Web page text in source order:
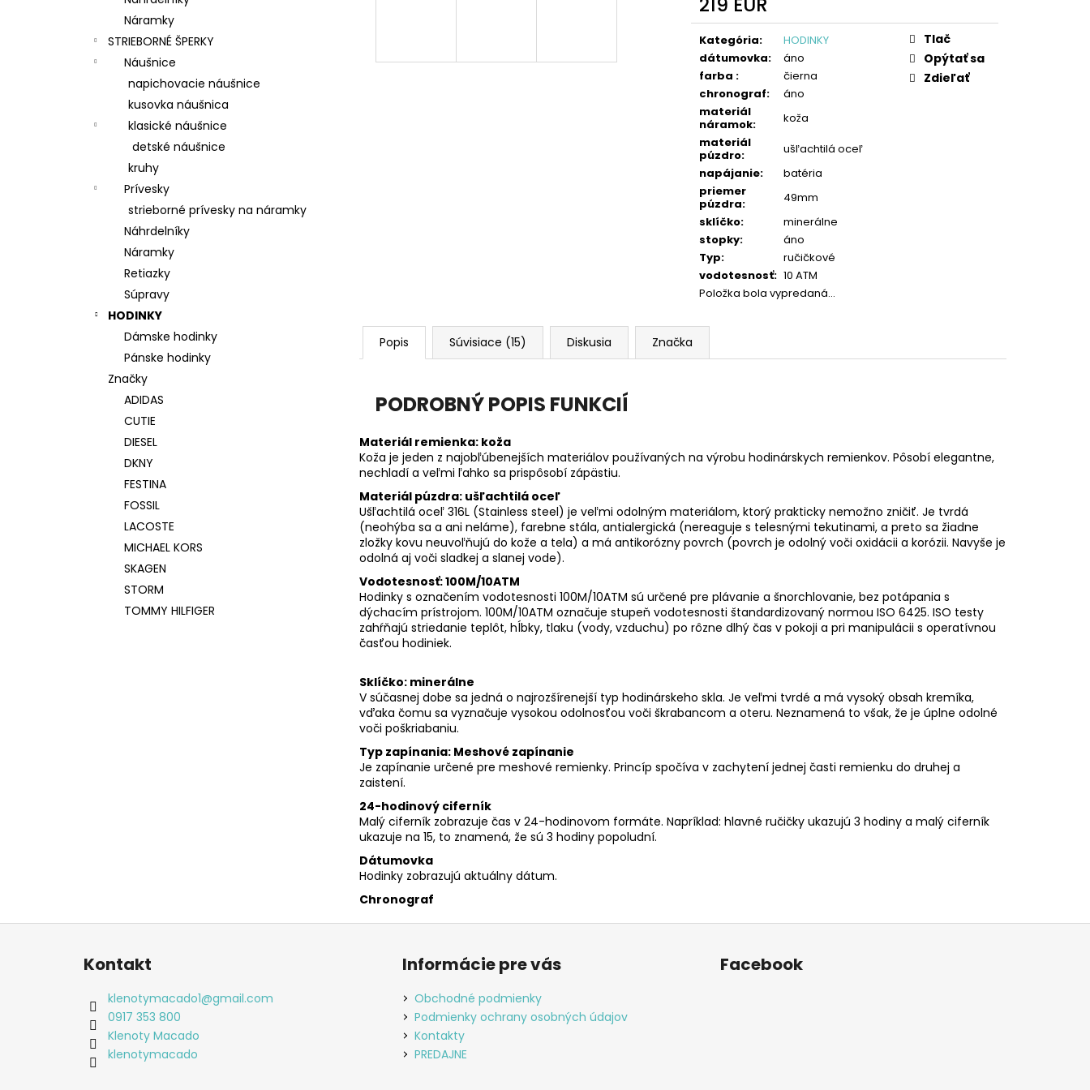
Náramky
STRIEBORNÉ ŠPERKY
Náušnice
napichovacie náušnice
kusovka náušnica
klasické náušnice
detské náušnice
kruhy
Prívesky
strieborné prívesky na náramky
Náhrdelníky
Náramky
Retiazky
Súpravy
HODINKY
Dámske hodinky
Pánske hodinky
Značky
ADIDAS
CUTIE
DIESEL
DKNY
FESTINA
FOSSIL
LACOSTE
MICHAEL KORS
SKAGEN
STORM
TOMMY HILFIGER
Jednotková
cena:
Kategória:
HODINKY
dátumovka:
áno
farba :
čierna
chronograf:
áno
materiál
náramok:
koža
materiál
púzdro:
ušľachtilá oceľ
napájanie:
batéria
priemer
púzdra:
49mm
sklíčko:
minerálne
stopky:
áno
Typ:
ručičkové
vodotesnosť: 10 ATM
Položka bola vypredaná…
Tlač
Opýtať sa
Zdieľať
Popis Súvisiace (15) Diskusia Značka
PODROBNÝ POPIS FUNKCIÍ
Materiál remienka: koža
Koža je jeden z najobľúbenejších materiálov používaných na výrobu hodinárskych remienkov. Pôsobí elegantne,
nechladí a veľmi ľahko sa prispôsobí zápästiu.
Materiál púzdra: ušľachtilá oceľ
Ušľachtilá oceľ 316L (Stainless steel) je veľmi odolným materiálom, ktorý prakticky nemožno zničiť. Je tvrdá
(neohýba sa a ani neláme), farebne stála, antialergická (nereaguje s telesnými tekutinami, a preto sa žiadne
zložky kovu neuvoľňujú do kože a tela) a má antikorózny povrch (povrch je odolný voči oxidácii a korózii. Navyše je
odolná aj voči sladkej a slanej vode).
Vodotesnosť: 100M/10ATM
Hodinky s označením vodotesnosti 100M/10ATM sú určené pre plávanie a šnorchlovanie, bez potápania s
dýchacím prístrojom. 100M/10ATM označuje stupeň vodotesnosti štandardizovaný normou ISO 6425. ISO testy
zahŕňajú striedanie teplôt, hĺbky, tlaku (vody, vzduchu) po rôzne dlhý čas v pokoji a pri manipulácii s operatívnou
časťou hodiniek.
Sklíčko: minerálne
V súčasnej dobe sa jedná o najrozšírenejší typ hodinárskeho skla. Je veľmi tvrdé a má vysoký obsah kremíka,
vďaka čomu sa vyznačuje vysokou odolnosťou voči škrabancom a oteru. Neznamená to však, že je úplne odolné
voči poškriabaniu.
Typ zapínania: Meshové zapínanie
Je zapínanie určené pre meshové remienky. Princíp spočíva v zachytení jednej časti remienku do druhej a
zaistení.
24-hodinový ciferník
Malý ciferník zobrazuje čas v 24-hodinovom formáte. Napríklad: hlavné ručičky ukazujú 3 hodiny a malý ciferník
ukazuje na 15, to znamená, že sú 3 hodiny popoludní.
Dátumovka
Hodinky zobrazujú aktuálny dátum.
Chronograf
Z
Kontakt
klenotymacado1@gmail.com
0917 353 800
Klenoty Macado
klenotymacado
Informácie pre vás
Obchodné podmienky
Podmienky ochrany osobných údajov
Kontakty
PREDAJNE
Facebook